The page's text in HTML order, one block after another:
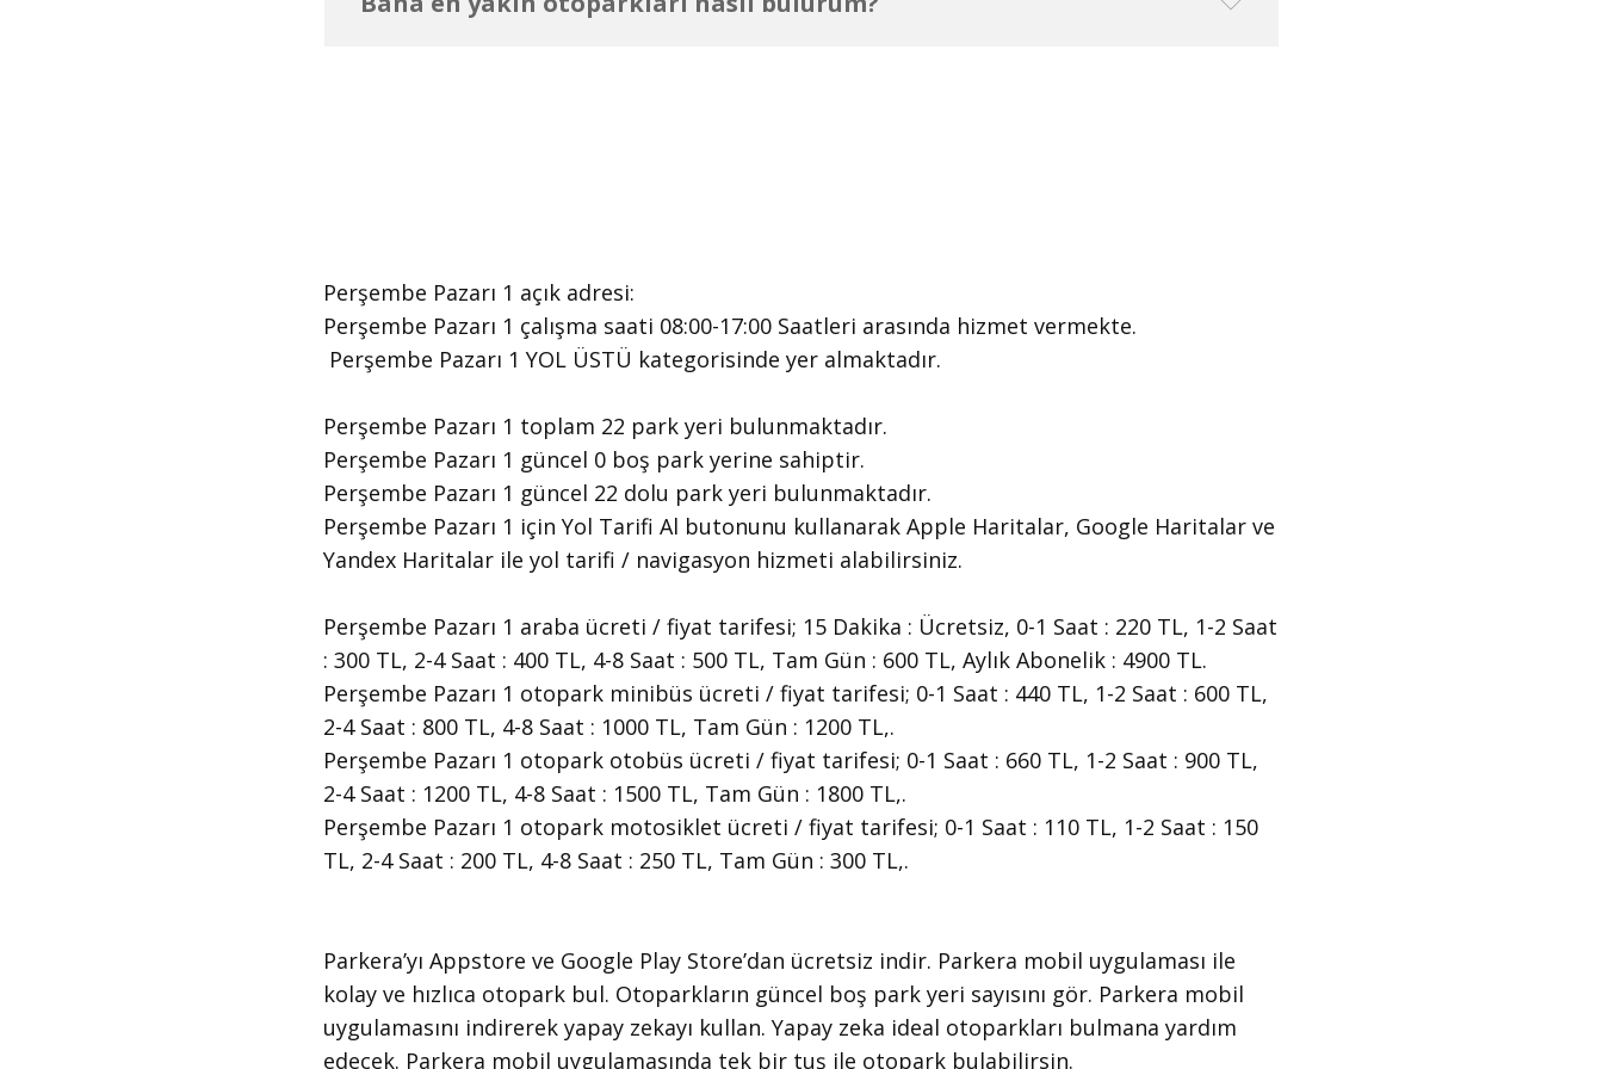
Perşembe Pazarı 1 ​açık adresi:
Perşembe Pazarı 1 ​çalışma saati 08:00-17:00 Saatleri arasında ​hizmet vermekte.
​ Perşembe Pazarı 1 YOL ÜSTÜ kategorisinde yer almaktadır.
Perşembe Pazarı 1 toplam 22 park yeri bulunmaktadır.
Perşembe Pazarı 1 güncel 0 boş park yerine sahiptir.
Perşembe Pazarı 1 güncel 22 dolu park yeri bulunmaktadır.
Perşembe Pazarı 1 için Yol Tarifi Al butonunu kullanarak Apple Haritalar, Google Haritalar ve
Yandex Haritalar ile yol tarifi / navigasyon hizmeti alabilirsiniz.
Perşembe Pazarı 1 araba ücreti / fiyat tarifesi; 15 Dakika : Ücretsiz, 0-1 Saat : 220 TL, 1-2 Saat
: 300 TL, 2-4 Saat : 400 TL, 4-8 Saat : 500 TL, Tam Gün : 600 TL, Aylık Abonelik : 4900 TL.
Perşembe Pazarı 1 otopark minibüs ücreti / fiyat tarifesi; 0-1 Saat : 440 TL, 1-2 Saat : 600 TL,
2-4 Saat : 800 TL, 4-8 Saat : 1000 TL, Tam Gün : 1200 TL,.
Perşembe Pazarı 1 otopark otobüs ücreti / fiyat tarifesi; 0-1 Saat : 660 TL, 1-2 Saat : 900 TL,
2-4 Saat : 1200 TL, 4-8 Saat : 1500 TL, Tam Gün : 1800 TL,.
Perşembe Pazarı 1 otopark motosiklet ücreti / fiyat tarifesi; 0-1 Saat : 110 TL, 1-2 Saat : 150
TL, 2-4 Saat : 200 TL, 4-8 Saat : 250 TL, Tam Gün : 300 TL,.
​Parkera’yı Appstore ve Google Play Store’dan ücretsiz indir. Parkera mobil uygulaması ile
kolay ve hızlıca otopark bul. Otoparkların güncel boş park yeri sayısını gör. Parkera mobil
uygulamasını indirerek yapay zekayı kullan. Yapay zeka ideal otoparkları bulmana yardım
edecek. Parkera mobil uygulamasında tek bir tuş ile otopark bulabilirsin.